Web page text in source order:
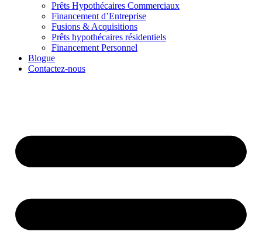
Prêts Hypothécaires Commerciaux
Financement d’Entreprise
Fusions & Acquisitions
Prêts hypothécaires résidentiels
Financement Personnel
Blogue
Contactez-nous